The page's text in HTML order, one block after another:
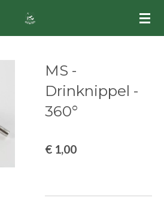
MS -
Drinknippel -
360°
€ 1,00